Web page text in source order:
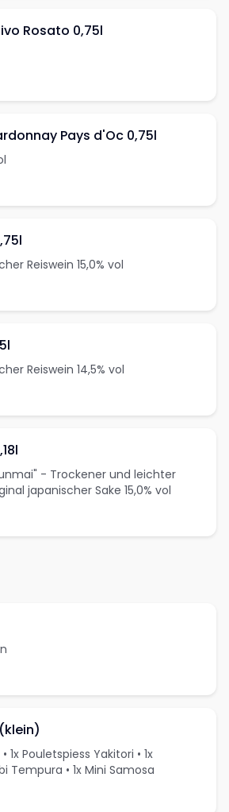
Rosato 0,75l
Pays d'Oc 0,75l
Reiswein 15,0% vol
Reiswein 14,5% vol
- Trockener und leichter
japanischer Sake 15,0% vol
1x Pouletspiess Yakitori • 1x
Tempura • 1x Mini Samosa